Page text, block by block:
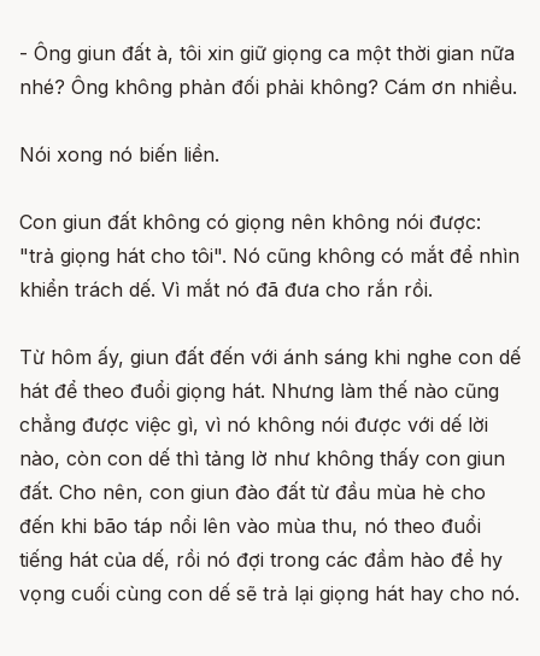
- Ông giun đất à, tôi xin giữ giọng ca một thời gian nữa
nhé? Ông không phản đối phải không? Cám ơn nhiều.
Nói xong nó biến liền.
Con giun đất không có giọng nên không nói được:
"trả giọng hát cho tôi". Nó cũng không có mắt để nhìn
khiển trách dế. Vì mắt nó đã đưa cho rắn rồi.
Từ hôm ấy, giun đất đến với ánh sáng khi nghe con dế
hát để theo đuổi giọng hát. Nhưng làm thế nào cũng
chẳng được việc gì, vì nó không nói được với dế lời
nào, còn con dế thì tảng lờ như không thấy con giun
đất. Cho nên, con giun đào đất từ đầu mùa hè cho
đến khi bão táp nổi lên vào mùa thu, nó theo đuổi
tiếng hát của dế, rồi nó đợi trong các đầm hào để hy
vọng cuối cùng con dế sẽ trả lại giọng hát hay cho nó.